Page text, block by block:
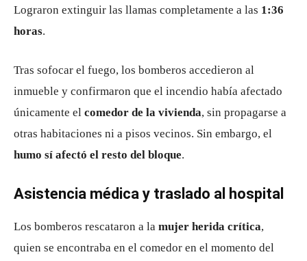
Lograron extinguir las llamas completamente a las 1:36
horas.
Tras sofocar el fuego, los bomberos accedieron al
inmueble y confirmaron que el incendio había afectado
únicamente el comedor de la vivienda, sin propagarse a
otras habitaciones ni a pisos vecinos. Sin embargo, el
humo sí afectó el resto del bloque.
Asistencia médica y traslado al hospital
Los bomberos rescataron a la mujer herida crítica,
quien se encontraba en el comedor en el momento del